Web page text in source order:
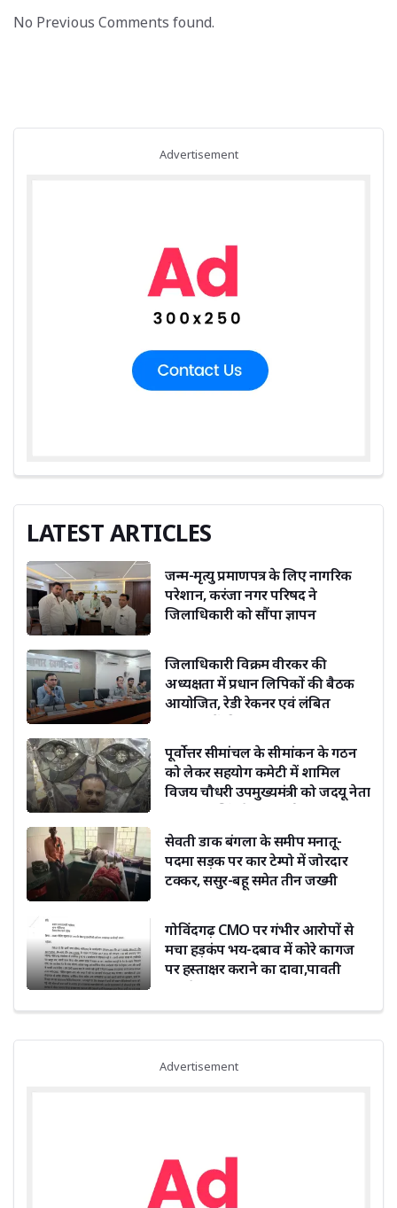
No Previous Comments found.
Advertisement
LATEST ARTICLES
जन्म-मृत्यु प्रमाणपत्र के लिए नागरिक
परेशान, करंजा नगर परिषद ने
जिलाधिकारी को सौंपा ज्ञापन
जिलाधिकारी विक्रम वीरकर की
अध्यक्षता में प्रधान लिपिकों की बैठक
आयोजित, रेडी रेकनर एवं लंबित
पूर्वोत्तर सीमांचल के सीमांकन के गठन
को लेकर सहयोग कमेटी में शामिल
विजय चौधरी उपमुख्यमंत्री को जदयू नेता
सेवती डाक बंगला के समीप मनातू-
पदमा सड़क पर कार टेम्पो में जोरदार
टक्कर, ससुर-बहू समेत तीन जख्मी
गोविंदगढ़ CMO पर गंभीर आरोपों से
मचा हड़कंप भय-दबाव में कोरे कागज
पर हस्ताक्षर कराने का दावा,पावती
Advertisement